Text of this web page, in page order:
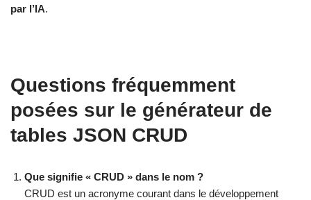
par l’IA.
Questions fréquemment
posées sur le générateur de
tables JSON CRUD
Que signifie « CRUD » dans le nom ?
CRUD est un acronyme courant dans le développement